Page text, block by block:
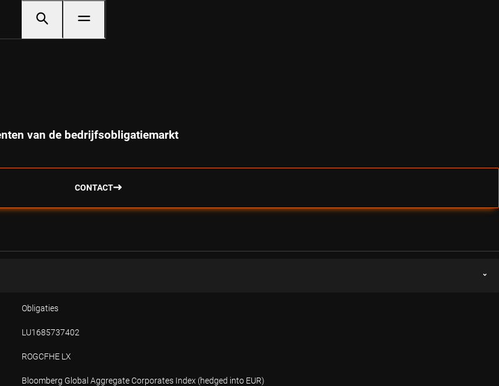
van de bedrijfsobligatiemarkt
CONTACT
Obligaties
LU1685737402
ROGCFHE LX
Bloomberg Global Aggregate Corporates Index (hedged into EUR)